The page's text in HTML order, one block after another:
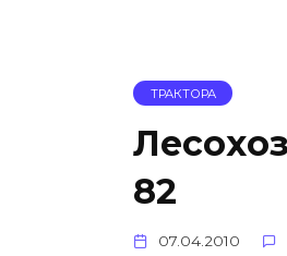
ТРАКТОРА
82
07.04.2010